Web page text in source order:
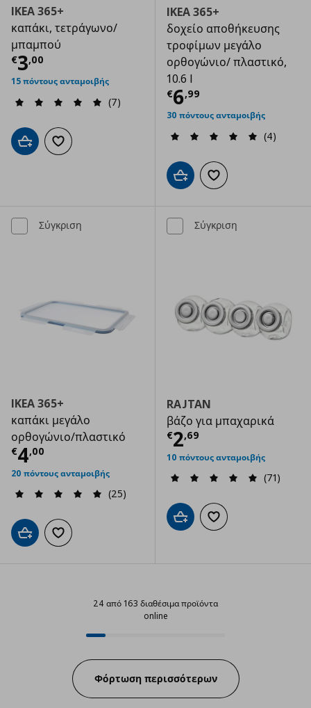
IKEA 365+
καπάκι, τετράγωνο/
μπαμπού
€3,00
Τρέχουσα τιμή € 3,00
15 πόντους ανταμοιβής
(7)
Προσθήκη στο καλάθι
Προσθήκη στα αγαπημένα
IKEA 365+
δοχείο αποθήκευσης
τροφίμων μεγάλο
ορθογώνιο/ πλαστικό,
10.6 l
€6,99
Τρέχουσα
30 πόντους ανταμοιβής
(4)
Προσθήκη στο καλάθι
Προσθήκη στα
Σύγκριση
IKEA 365+
καπάκι μεγάλο
ορθογώνιο/πλαστικό
€4,00
Τρέχουσα τιμή € 4,00
20 πόντους ανταμοιβής
(25)
Προσθήκη στο καλάθι
Προσθήκη στα αγαπημένα
Σύγκριση
RAJTAN
βάζο για μπαχαρικά
€2,69
Τρέχουσα
10 πόντους ανταμοιβής
(71)
Προσθήκη στο καλάθι
Προσθήκη στα
24 από 163 διαθέσιμα προϊόντα
online
24 από 163 διαθέσιμα προϊόντα
Progress:
Φόρτωση περισσότερων